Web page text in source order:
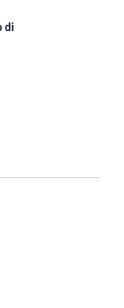
e approfondimenti
di